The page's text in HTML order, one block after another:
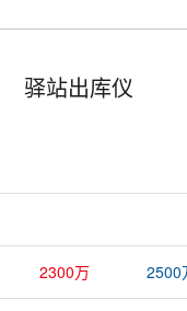
驿站出库仪
2300万 2500